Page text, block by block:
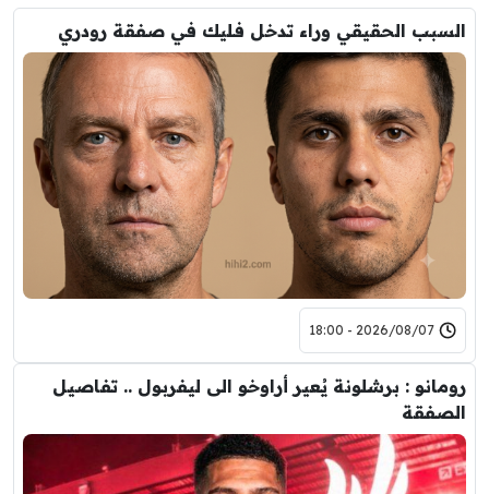
السبب الحقيقي وراء تدخل فليك في صفقة رودري
2026/08/07 - 18:00
رومانو : برشلونة يُعير أراوخو الى ليفربول .. تفاصيل
الصفقة